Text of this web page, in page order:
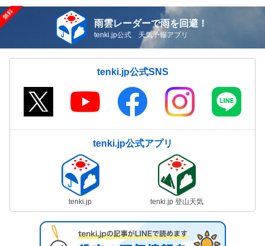
雨雲レーダーで雨を回避！
tenki.jp公式 天気予報アプリ
tenki.jp公式SNS
tenki.jp公式アプリ
tenki.jp tenki.jp 登山天気